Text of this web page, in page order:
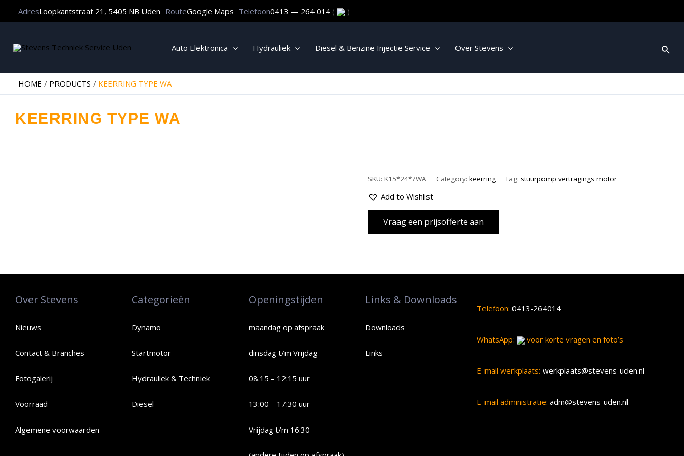
AdresLoopkantstraat 21, 5405 NB Uden RouteGoogle Maps Telefoon0413 — 264 014 ( )
Auto Elektronica Hydrauliek Diesel & Benzine Injectie Service Over Stevens
HOME PRODUCTS KEERRING TYPE WA
KEERRING TYPE WA
SKU:K15*24*7WA Category:keerring Tag: stuurpomp vertragings motor
Add to Wishlist
Over Stevens
Nieuws
Contact & Branches
Fotogalerij
Voorraad
Algemene voorwaarden
Categorieën
Dynamo
Startmotor
Hydrauliek & Techniek
Diesel
Openingstijden
maandag op afspraak
dinsdag t/m Vrijdag
08.15 – 12:15 uur
13:00 – 17:30 uur
Vrijdag t/m 16:30
Links & Downloads
Downloads
Links
Telefoon: 0413-264014
WhatsApp: voor korte vragen en foto’s
E-mail werkplaats: werkplaats@stevens-uden.nl
E-mail administratie: adm@stevens-uden.nl